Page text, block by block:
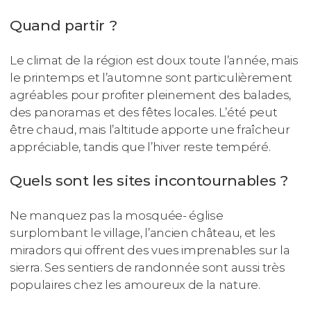
Quand partir ?
Le climat de la région est doux toute l’année, mais
le printemps et l’automne sont particulièrement
agréables pour profiter pleinement des balades,
des panoramas et des fêtes locales. L’été peut
être chaud, mais l’altitude apporte une fraîcheur
appréciable, tandis que l’hiver reste tempéré.
Quels sont les sites incontournables ?
Ne manquez pas la mosquée- église
surplombant le village, l’ancien château, et les
miradors qui offrent des vues imprenables sur la
sierra. Ses sentiers de randonnée sont aussi très
populaires chez les amoureux de la nature.